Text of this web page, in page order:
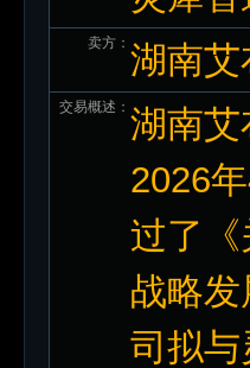
卖方： 湖南
交易概述： 湖南艾
2026
过了
战略
司拟与